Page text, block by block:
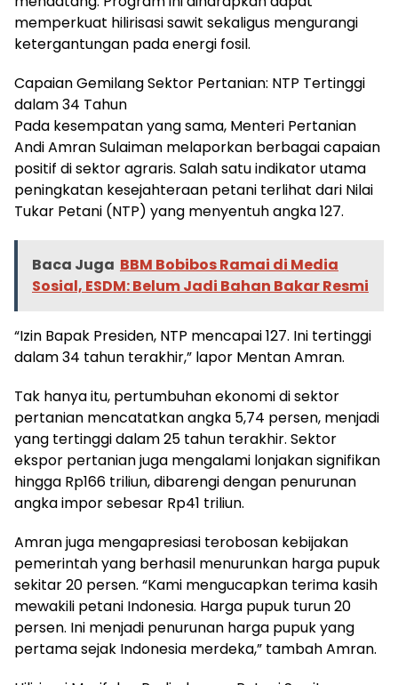
memperkuat hilirisasi sawit sekaligus mengurangi
ketergantungan pada energi fosil.
Capaian Gemilang Sektor Pertanian: NTP Tertinggi
dalam 34 Tahun
Pada kesempatan yang sama, Menteri Pertanian
Andi Amran Sulaiman melaporkan berbagai capaian
positif di sektor agraris. Salah satu indikator utama
peningkatan kesejahteraan petani terlihat dari Nilai
Tukar Petani (NTP) yang menyentuh angka 127.
Baca Juga BBM Bobibos Ramai di Media
Sosial, ESDM: Belum Jadi Bahan Bakar Resmi
“Izin Bapak Presiden, NTP mencapai 127. Ini tertinggi
dalam 34 tahun terakhir,” lapor Mentan Amran.
Tak hanya itu, pertumbuhan ekonomi di sektor
pertanian mencatatkan angka 5,74 persen, menjadi
yang tertinggi dalam 25 tahun terakhir. Sektor
ekspor pertanian juga mengalami lonjakan signifikan
hingga Rp166 triliun, dibarengi dengan penurunan
angka impor sebesar Rp41 triliun.
Amran juga mengapresiasi terobosan kebijakan
pemerintah yang berhasil menurunkan harga pupuk
sekitar 20 persen. “Kami mengucapkan terima kasih
mewakili petani Indonesia. Harga pupuk turun 20
persen. Ini menjadi penurunan harga pupuk yang
pertama sejak Indonesia merdeka,” tambah Amran.